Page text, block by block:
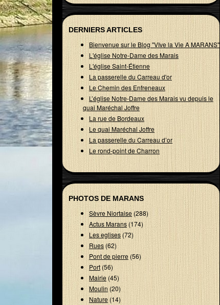
DERNIERS ARTICLES
Bienvenue sur le Blog "VIve la Vie A MARANS"
L'église Notre-Dame des Marais
L'église Saint-Étienne
La passerelle du Carreau d'or
Le Chemin des Enfreneaux
L’église Notre-Dame des Marais vu depuis le
quai Maréchal Joffre
La rue de Bordeaux
Le quai Maréchal Joffre
La passerelle du Carreau d’or
Le rond-point de Charron
PHOTOS DE MARANS
Sèvre Niortaise(288)
Actus Marans (174)
Les eglises(72)
Rues(62)
Pont de pierre(56)
Port(56)
Mairie(45)
Moulin(20)
Nature(14)